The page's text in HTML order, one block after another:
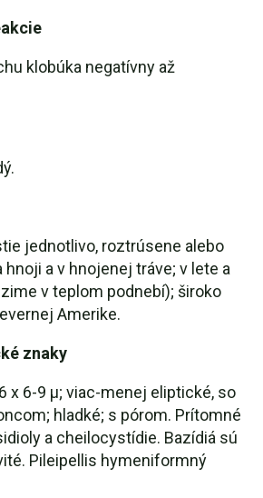
klobúka negatívny až
jednotlivo, roztrúsene alebo
hnoji a v hnojenej tráve; v lete a
v teplom podnebí); široko
Amerike.
znaky
x 6-9 µ; viac-menej eliptické, so
hladké; s pórom. Prítomné
a cheilocystídie. Bazídiá sú
Pileipellis hymeniformný